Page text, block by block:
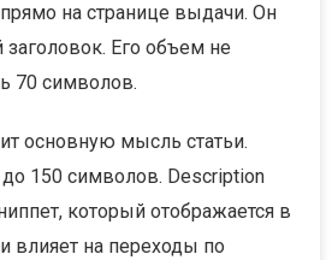
на странице выдачи. Он
Его объем не
70 символов.
основную мысль статьи.
до 150 символов. Description
который отображается в
влияет на переходы по